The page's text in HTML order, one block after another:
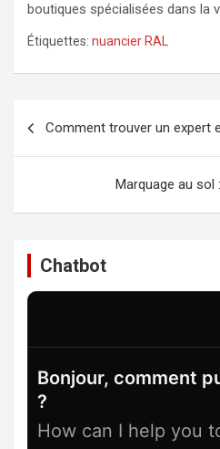
boutiques spécialisées dans la
Étiquettes: nuancier RAL
Comment trouver un expert
Marquage au
Chatbot
Bonjour, comment
?
How can I help you